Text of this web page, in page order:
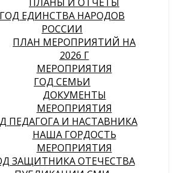
ГОД ЕДИНСТВА НАРОДОВ
РОССИИ
ПЛАН МЕРОПРИЯТИЙ НА
2026 Г
МЕРОПРИЯТИЯ
ГОД СЕМЬИ
ДОКУМЕНТЫ
МЕРОПРИЯТИЯ
ПЕДАГОГА И НАСТАВНИКА
НАША ГОРДОСТЬ
МЕРОПРИЯТИЯ
ЗАЩИТНИКА ОТЕЧЕСТВА